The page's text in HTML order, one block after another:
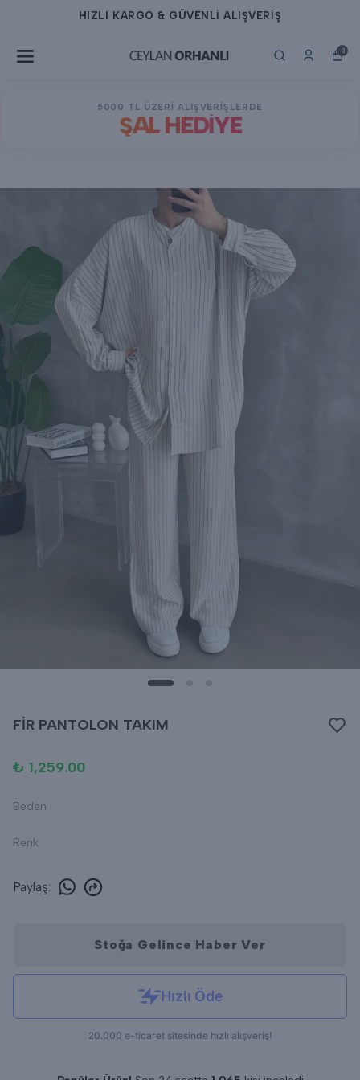
HIZLI KARGO & GÜVENLİ ALIŞVERİŞ
0
5000 TL ÜZERİ ALIŞVERİŞLERDE
ŞAL HEDİYE
FİR PANTOLON TAKIM
₺ 1,259.00
Beden
Renk
Paylaş:
Stoğa Gelince Haber Ver